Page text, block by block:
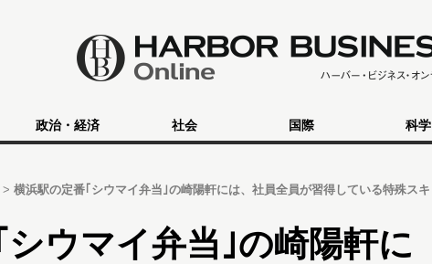
政治・経済 社会 国際 科学
横浜駅の定番｢シウマイ弁当｣の崎陽軒には、社員全員が習得している特殊スキ
ウマイ弁当｣の崎陽軒に